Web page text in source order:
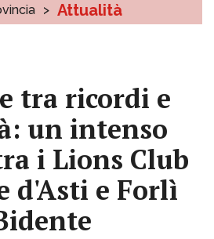
> Attualità
tra ricordi e
un intenso
i Lions Club
d'Asti e Forlì